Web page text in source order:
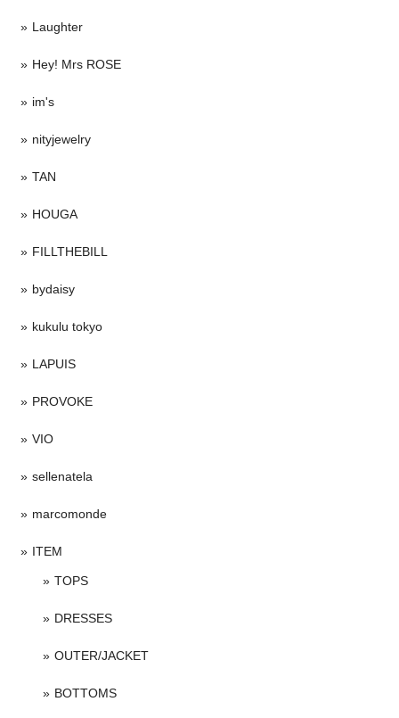
Laughter
Hey! Mrs ROSE
im's
nityjewelry
TAN
HOUGA
FILLTHEBILL
bydaisy
kukulu tokyo
LAPUIS
PROVOKE
VIO
sellenatela
marcomonde
ITEM
TOPS
DRESSES
OUTER/JACKET
BOTTOMS